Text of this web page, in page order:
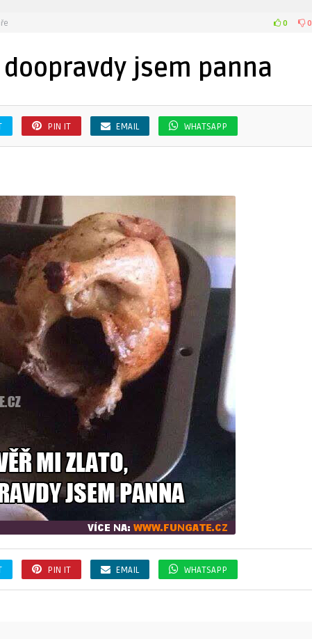
0 0
jsem panna
PIN IT EMAIL WHATSAPP
PIN IT EMAIL WHATSAPP